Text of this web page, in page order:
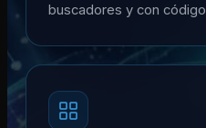
buscadores y con